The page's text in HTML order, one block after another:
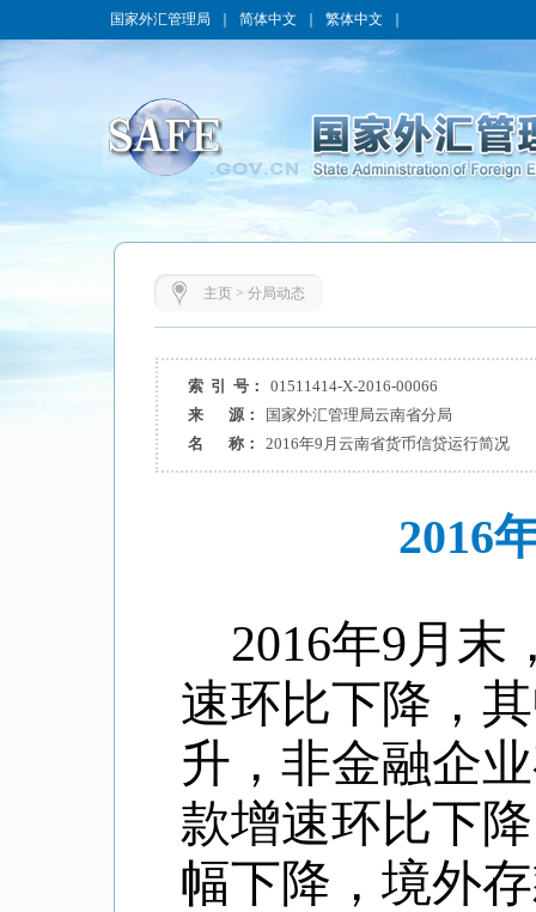
国家外汇管理局 简体中文 繁体中文
主页> 分局动态
索 引 号：
01511414-X-2016-00066
来 源：
国家外汇管理局云南省分局
名 称：
2016年9月云南省货币信贷运行简况
2016
2016年9月末
速环比下降，
升，非金融企
款增速环比下
幅下降，境外